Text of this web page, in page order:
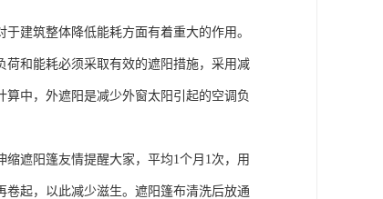
建筑整体降低能耗方面有着重大的作用。
和能耗必须采取有效的遮阳措施，采用减
中，外遮阳是减少外窗太阳引起的空调负
遮阳篷友情提醒大家，平均1个月1次，用
起，以此减少滋生。遮阳篷布清洗后放通